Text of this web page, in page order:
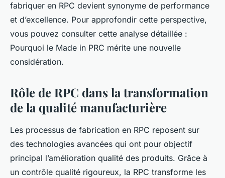
fabriquer en RPC devient synonyme de performance
et d’excellence. Pour approfondir cette perspective,
vous pouvez consulter cette analyse détaillée :
Pourquoi le Made in PRC mérite une nouvelle
considération.
Rôle de RPC dans la transformation
de la qualité manufacturière
Les processus de fabrication en RPC reposent sur
des technologies avancées qui ont pour objectif
principal l’amélioration qualité des produits. Grâce à
un contrôle qualité rigoureux, la RPC transforme les